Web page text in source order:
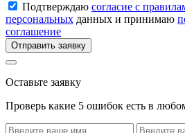
Подтверждаю согласие с
персональных данных и принимаю
соглашение
Отправить заявку
Оставьте заявку
Проверь какие 5 ошибок есть в